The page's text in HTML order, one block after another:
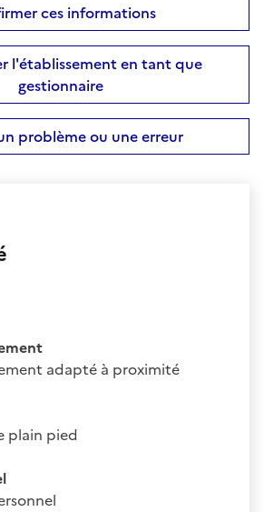
ces informations
l'établissement en tant que
gestionnaire
problème ou une erreur
adapté à proximité
plain pied